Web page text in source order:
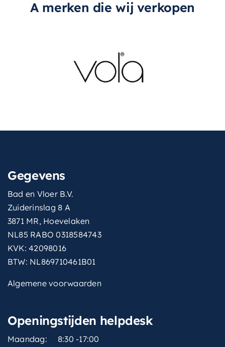
A merken die wij verkopen
Gegevens
Bad en Vloer B.V.
Zuiderinslag 8 A
3871 MR, Hoevelaken
NL85 RABO 0318584743
KVK: 42098016
BTW: NL869710461B01
Algemene voorwaarden
Openingstijden helpdesk
Maandag:
8:30 -17:00